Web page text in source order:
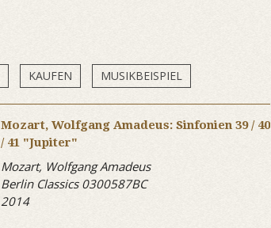
KAUFEN MUSIKBEISPIEL
Mozart, Wolfgang Amadeus: Sinfonien 39 / 40
/ 41 "Jupiter"
Mozart, Wolfgang Amadeus
Berlin Classics 0300587BC
2014